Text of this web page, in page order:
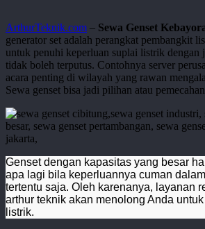
ArthurTeknik.com – Sewa Genset
generator set adalah perangkat pembangkit
untuk penuhi keperluan suplai listrik dengan
tidak boleh terputus. Contohnya server
acara penting di wilayah yang rawan
Sewa genset bisa jadi pilihan atau
Genset dengan kapasitas yang besar
apa lagi bila keperluannya cuman
tertentu saja. Oleh karenanya, layanan
arthur teknik akan menolong Anda
listrik.